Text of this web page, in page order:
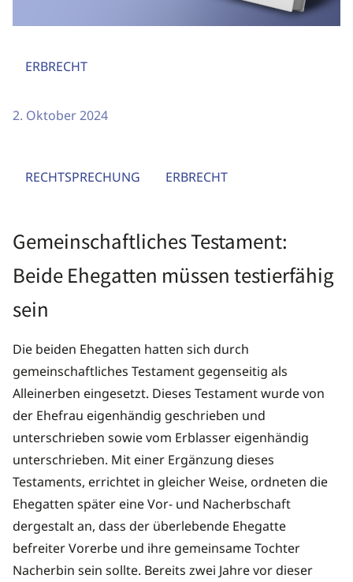
ERBRECHT
2. Oktober 2024
RECHTSPRECHUNG ERBRECHT
Gemeinschaftliches Testament:
Beide Ehegatten müssen testierfähig
sein
Die beiden Ehegatten hatten sich durch
gemeinschaftliches Testament gegenseitig als
Alleinerben eingesetzt. Dieses Testament wurde von
der Ehefrau eigenhändig geschrieben und
unterschrieben sowie vom Erblasser eigenhändig
unterschrieben. Mit einer Ergänzung dieses
Testaments, errichtet in gleicher Weise, ordneten die
Ehegatten später eine Vor- und Nacherbschaft
dergestalt an, dass der überlebende Ehegatte
befreiter Vorerbe und ihre gemeinsame Tochter
Nacherbin sein sollte. Bereits zwei Jahre vor dieser